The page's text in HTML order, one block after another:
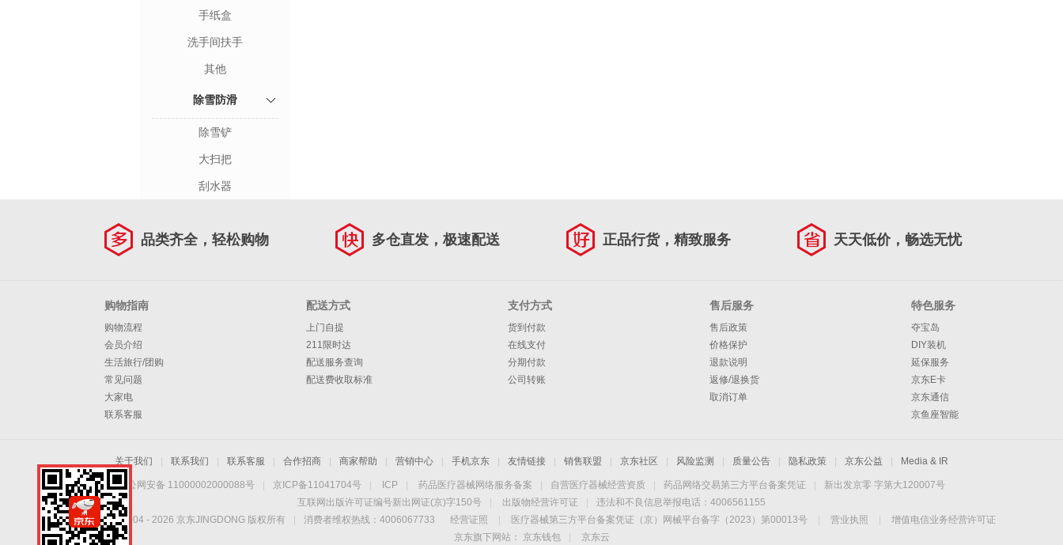
手纸盒
洗手间扶手
其他
除雪防滑
除雪铲
大扫把
刮水器
品类齐全，轻松购物 多仓直发，极速配送 正品行货，精致服务 天天低价，畅选无忧
购物指南
购物流程
会员介绍
生活旅行/团购
常见问题
大家电
联系客服
配送方式
上门自提
211限时达
配送服务查询
配送费收取标准
支付方式
货到付款
在线支付
分期付款
公司转账
售后服务
售后政策
价格保护
退款说明
返修/退换货
取消订单
特色服务
夺宝岛
DIY装机
延保服务
京东E卡
京东通信
京鱼座智能
关于我们 联系我们 联系客服 合作招商 商家帮助 营销中心 手机京东 友情链接 销售联盟 京东社区 风险监测 质量公告 隐私政策 京东公益 Media & IR
京公网安备 11000002000088号 京ICP备11041704号 ICP 药品医疗器械网络服务备案 自营医疗器械经营资质 药品网络交易第三方平台备案凭证
新出发京零 字第大120007号
互联网出版许可证编号新出网证(京)字150号
出版物经营许可证
违法和不良信息举报电话：4006561155
Copyright © 2004 - 2026 京东JINGDONG 版权所有 消费者维权热线：4006067733 经营证照 医疗器械第三方平台备案凭证（京）网械平台备字（2023）第00013号 营业执照
增值电信业务经营许可证
京东旗下网站：
京东钱包 京东云